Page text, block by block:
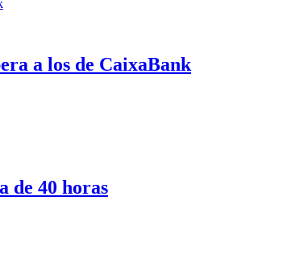
a los de CaixaBank
de 40 horas